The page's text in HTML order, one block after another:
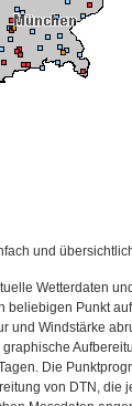
und
Wetterdaten und
beliebigen Punkt
und Windstärke
Die
von DTN, die